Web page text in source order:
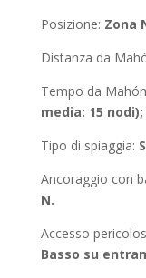
Posizione: Zona
Distanza da
Tempo da Mahón
media: 15
Tipo di spiaggia:
Ancoraggio con
N.
Accesso
Basso su